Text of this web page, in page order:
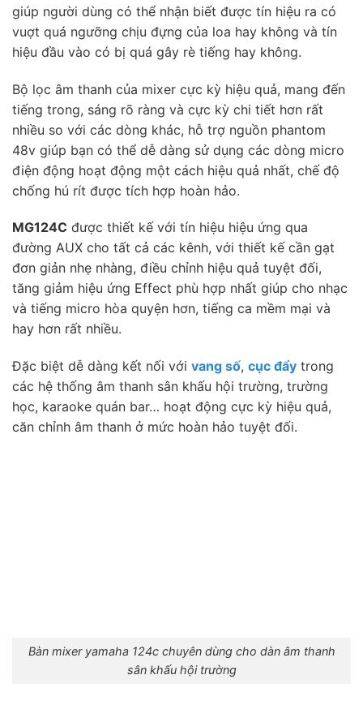
giúp người dùng có thể nhận biết được tín hiệu ra có
vuợt quá ngưỡng chịu đựng của loa hay không và tín
hiệu đầu vào có bị quá gây rè tiếng hay không.
Bộ lọc âm thanh của mixer cực kỳ hiệu quả, mang đến
tiếng trong, sáng rõ ràng và cực kỳ chi tiết hơn rất
nhiều so với các dòng khác, hỗ trợ nguồn phantom
48v giúp bạn có thể dễ dàng sử dụng các dòng micro
điện động hoạt động một cách hiệu quả nhất, chế độ
chống hú rít được tích hợp hoàn hảo.
MG124C được thiết kế với tín hiệu hiệu ứng qua
đường AUX cho tất cả các kênh, với thiết kế cần gạt
đơn giản nhẹ nhàng, điều chỉnh hiệu quả tuyệt đối,
tăng giảm hiệu ứng Effect phù hợp nhất giúp cho nhạc
và tiếng micro hòa quyện hơn, tiếng ca mềm mại và
hay hơn rất nhiều.
Đặc biệt dễ dàng kết nối với vang số, cục đẩy trong
các hệ thống âm thanh sân khấu hội trường, trường
học, karaoke quán bar… hoạt động cực kỳ hiệu quả,
căn chỉnh âm thanh ở mức hoàn hảo tuyệt đối.
Bàn mixer yamaha 124c chuyên dùng cho dàn âm thanh
sân khấu hội trường